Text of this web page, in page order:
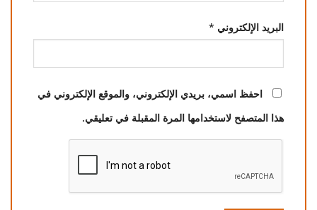
البريد الإلكتروني *
احفظ اسمي، بريدي الإلكتروني، والموقع الإلكتروني في
هذا المتصفح لاستخدامها المرة المقبلة في تعليقي.